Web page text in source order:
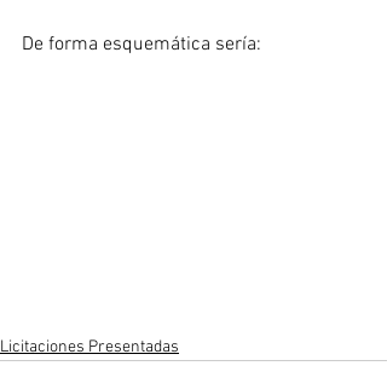
De forma esquemática sería:
Licitaciones Presentadas